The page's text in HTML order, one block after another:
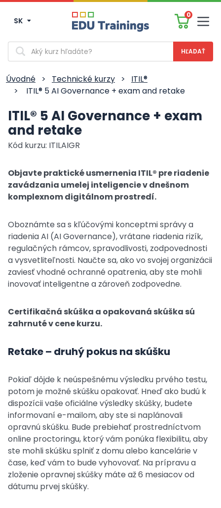
SK
0
Vyhľadávanie
Úvodné > Technické kurzy >
ITIL®
>
ITIL® 5 AI Governance + exam and retake
ITIL® 5 AI Governance + exam
and retake
Kód kurzu: ITILAIGR
Objavte praktické usmernenia ITIL® pre riadenie
zavádzania umelej inteligencie v dnešnom
komplexnom digitálnom prostredí.
Oboznámte sa s kľúčovými konceptmi správy a
riadenia AI (AI Governance), vrátane riadenia rizík,
regulačných rámcov, spravodlivosti, zodpovednosti
a vysvetliteľnosti. Naučte sa, ako vo svojej organizácii
zaviesť vhodné ochranné opatrenia, aby ste mohli
inovovať inteligentne a zároveň zodpovedne.
Certifikačná skúška a opakovaná skúška sú
zahrnuté v cene kurzu.
Retake – druhý pokus na skúšku
Pokiaľ dôjde k neúspešnému výsledku prvého testu,
potom je možné skúšku opakovať. Hneď ako budú k
dispozícii vaše oficiálne výsledky skúšky, budete
informovaní e-mailom, aby ste si naplánovali
opravnú skúšku. Bude prebiehať prostredníctvom
online proctoringu, ktorý vám ponúka flexibilitu, aby
ste mohli skúšku splniť z domu alebo kancelárie v
čase, keď vám to bude vyhovovať. Na prípravu a
zloženie opravnej skúšky máte až 6 mesiacov od
dátumu prvej skúšky.